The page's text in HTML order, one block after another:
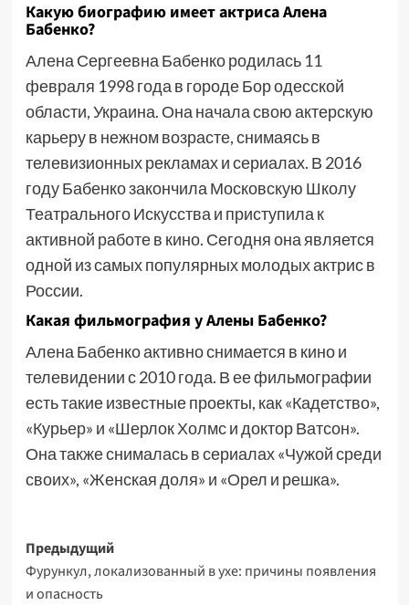
Какую биографию имеет актриса Алена
Бабенко?
Алена Сергеевна Бабенко родилась 11
февраля 1998 года в городе Бор одесской
области, Украина. Она начала свою актерскую
карьеру в нежном возрасте, снимаясь в
телевизионных рекламах и сериалах. В 2016
году Бабенко закончила Московскую Школу
Театрального Искусства и приступила к
активной работе в кино. Сегодня она является
одной из самых популярных молодых актрис в
России.
Какая фильмография у Алены Бабенко?
Алена Бабенко активно снимается в кино и
телевидении с 2010 года. В ее фильмографии
есть такие известные проекты, как «Кадетство»,
«Курьер» и «Шерлок Холмс и доктор Ватсон».
Она также снималась в сериалах «Чужой среди
своих», «Женская доля» и «Орел и решка».
Навигация
записи
Предыдущий
Фурункул, локализованный в ухе: причины появления
и опасность